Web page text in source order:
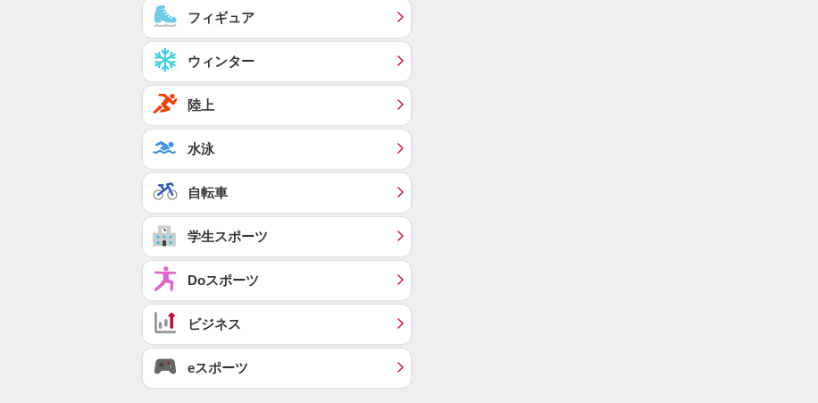
フィギュア
ウィンター
陸上
水泳
自転車
学生スポーツ
Doスポーツ
ビジネス
eスポーツ